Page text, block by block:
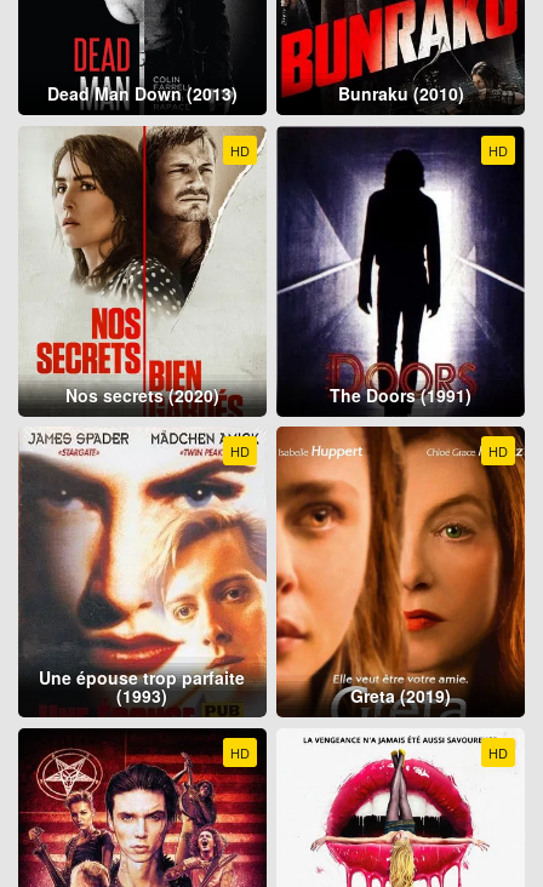
Dead Man Down (2013) Bunraku (2010)
HD
Nos secrets (2020)
HD
The Doors (1991)
HD
Une épouse trop parfaite
(1993)
HD
Greta (2019)
HD HD